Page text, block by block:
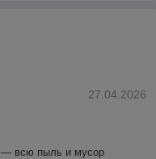
27.04.2026
— всю пыль и мусор